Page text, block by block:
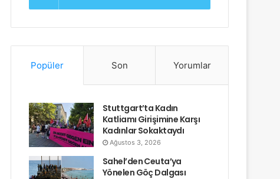
Popüler Son Yorumlar
Stuttgart’ta Kadın
Katliamı Girişimine Karşı
Kadınlar Sokaktaydı
Ağustos 3, 2026
Sahel’den Ceuta’ya
Yönelen Göç Dalgası